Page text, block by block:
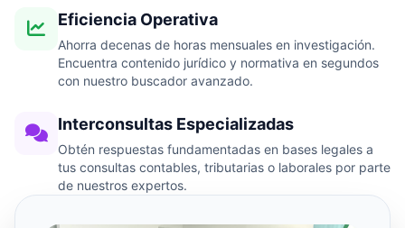
Eficiencia Operativa
Ahorra decenas de horas mensuales en investigación.
Encuentra contenido jurídico y normativa en segundos
con nuestro buscador avanzado.
Interconsultas Especializadas
Obtén respuestas fundamentadas en bases legales a
tus consultas contables, tributarias o laborales por parte
de nuestros expertos.